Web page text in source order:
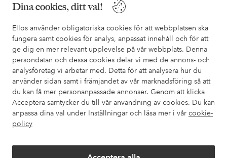
Dina cookies, ditt val!
Ellos använder obligatoriska cookies för att webbplatsen ska
fungera samt cookies för analys, anpassat innehåll och för att
ge dig en mer relevant upplevelse på vår webbplats. Denna
persondatan och dessa cookies delar vi med de annons- och
analysföretag vi arbetar med. Detta för att analysera hur du
använder sidan samt i främjandet av vår marknadsföring så att
du kan få mer personanpassade annonser. Genom att klicka
Acceptera samtycker du till vår användning av cookies. Du kan
anpassa dina val under Inställningar och läsa mer i vår cookie-
policy
I vår FAQ hittar du svaren på de vanligaste frågorna. Här finns
också information om hur du enklast kontaktar oss.
Kundservice Beställning Betalsätt
Mina sidor
Om Ellos